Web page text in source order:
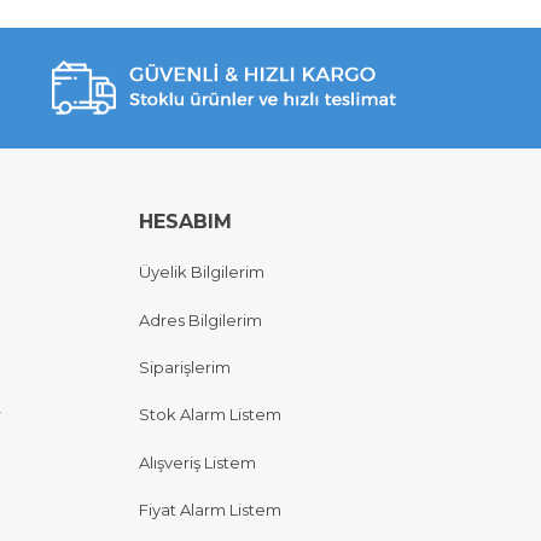
HESABIM
Üyelik Bilgilerim
Adres Bilgilerim
Siparişlerim
Stok Alarm Listem
Alışveriş Listem
Fiyat Alarm Listem